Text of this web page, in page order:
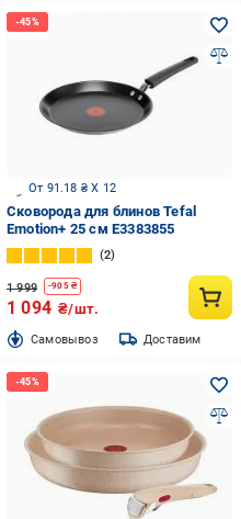
От 91.18 ₴ X 12
Сковорода для блинов Tefal
Emotion+ 25 см E3383855
2
1 999 -905₴
1 094 ₴/шт.
Cамовывоз Доставим